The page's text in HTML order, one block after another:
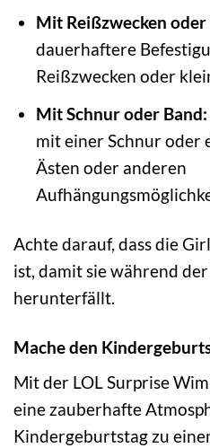
Mit Reißzwecken oder
dauerhaftere
Reißzwecken oder
Mit Schnur oder Band:
mit einer Schnur oder
Ästen oder anderen
Achte darauf, dass die
ist, damit sie während
herunterfällt.
Mache den
Mit der LOL Surprise
eine zauberhafte
Kindergeburtstag zu